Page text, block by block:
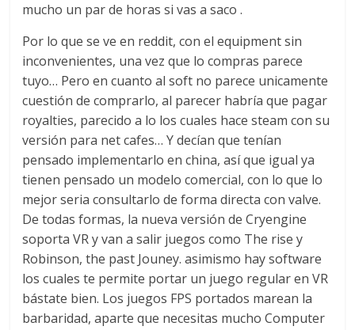
mucho un par de horas si vas a saco .
Por lo que se ve en reddit, con el equipment sin
inconvenientes, una vez que lo compras parece
tuyo… Pero en cuanto al soft no parece unicamente
cuestión de comprarlo, al parecer habría que pagar
royalties, parecido a lo los cuales hace steam con su
versión para net cafes… Y decían que tenían
pensado implementarlo en china, así que igual ya
tienen pensado un modelo comercial, con lo que lo
mejor seria consultarlo de forma directa con valve.
De todas formas, la nueva versión de Cryengine
soporta VR y van a salir juegos como The rise y
Robinson, the past Jouney. asimismo hay software
los cuales te permite portar un juego regular en VR
bástate bien. Los juegos FPS portados marean la
barbaridad, aparte que necesitas mucho Computer